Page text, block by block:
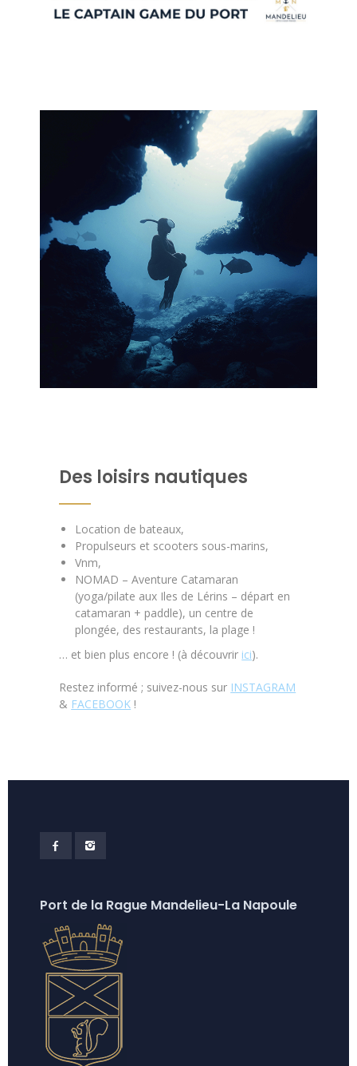
Des loisirs nautiques
Location de bateaux,
Propulseurs et scooters sous-marins,
Vnm,
NOMAD – Aventure Catamaran
(yoga/pilate aux Iles de Lérins – départ en
catamaran + paddle), un centre de
plongée, des restaurants, la plage !
… et bien plus encore ! (à découvrir ici).
Restez informé ; suivez-nous sur INSTAGRAM
& FACEBOOK !
Port de la Rague Mandelieu-La Napoule